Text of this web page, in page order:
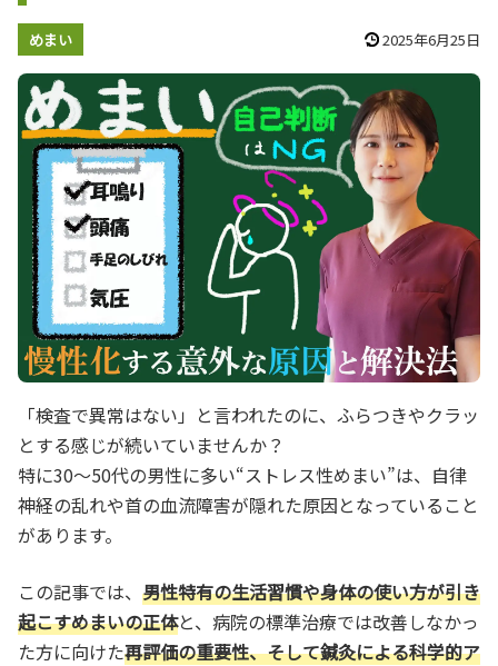
めまい 2025年6月25日
「検査で異常はない」と言われたのに、ふらつきやクラッ
とする感じが続いていませんか？
特に30～50代の男性に多い“ストレス性めまい”は、自律
神経の乱れや首の血流障害が隠れた原因となっていること
があります。
この記事では、 男性特有の生活習慣や身体の使い方が引き
起こすめまいの正体と、病院の標準治療では改善しなかっ
た方に向けた再評価の重要性、そして鍼灸による科学的ア